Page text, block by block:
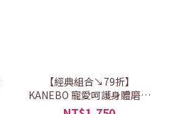
【經典組合↘79折】
KANEBO 寵愛呵護身體磨砂
膏買一送2